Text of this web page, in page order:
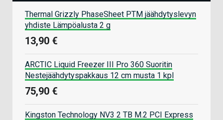
Thermal Grizzly PhaseSheet PTM jäähdytyslevyn
yhdiste Lämpöalusta 2 g
13,90 €
ARCTIC Liquid Freezer III Pro 360 Suoritin
Nestejäähdytyspakkaus 12 cm musta 1 kpl
75,90 €
Kingston Technology NV3 2 TB M.2 PCI Express